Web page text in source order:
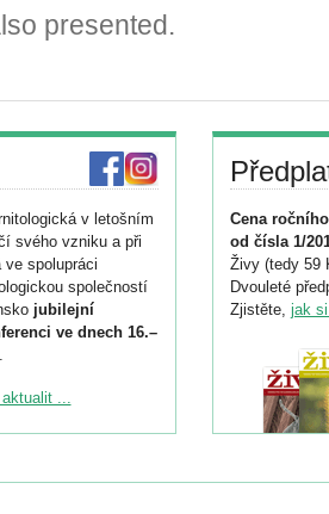
presented.
v letošním
svého vzniku a při
spolupráci
společností
jubilejní
ve dnech 16.–
.
ke konferenci
do 6. září.
...
Cena
od čísla 1/
Živy (tedy 59
Dvouleté
Zjistěte, jak